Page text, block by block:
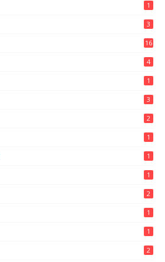
1
3
16
4
1
3
2
1
1
1
2
1
1
2